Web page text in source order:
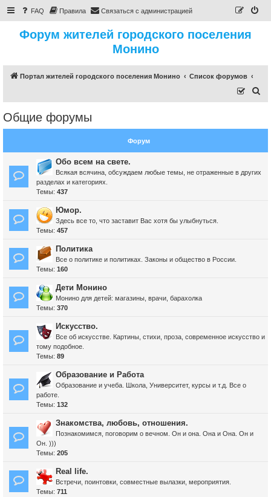
FAQ Правила Связаться с администрацией
Форум жителей городского поселения
Монино
Портал жителей городского поселения Монино
Список форумов
Общие форумы
Форум
Обо всем на свете.
Всякая всячина, обсуждаем любые темы, не отраженные в других
разделах и категориях.
Темы: 437
Юмор.
Здесь все то, что заставит Вас хотя бы улыбнуться.
Темы: 457
Политика
Все о политике и политиках. Законы и общество в России.
Темы: 160
Дети Монино
Монино для детей: магазины, врачи, барахолка
Темы: 370
Искусство.
Все об искусстве. Картины, стихи, проза, современное искусство и
тому подобное.
Темы: 89
Образование и Работа
Образование и учеба. Школа, Университет, курсы и т.д. Все о
работе.
Темы: 132
Знакомства, любовь, отношения.
Познакомимся, поговорим о вечном. Он и она. Она и Она. Он и
Он. )))
Темы: 205
Real life.
Встречи, поинтовки, совместные вылазки, мероприятия.
Темы: 711